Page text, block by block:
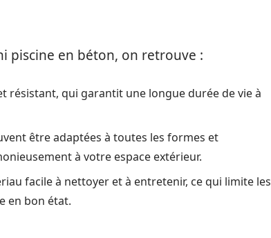
piscine en béton, on retrouve :
résistant, qui garantit une longue durée de vie à
être adaptées à toutes les formes et
à votre espace extérieur.
facile à nettoyer et à entretenir, ce qui limite les
en bon état.